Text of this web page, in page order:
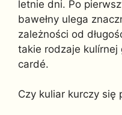
letnie dni. Po
bawełny ulega
zależności od
takie rodzaje kulírnej
cardé.
Czy kuliar kurczy się